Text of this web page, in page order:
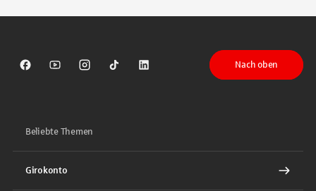
Sparkasse auf Facebook
Sparkasse auf Youtube
Sparkasse auf Instagram
Sparkasse auf TikTok
Sparkasse auf LinkedIn
Nach oben
Beliebte Themen
Girokonto